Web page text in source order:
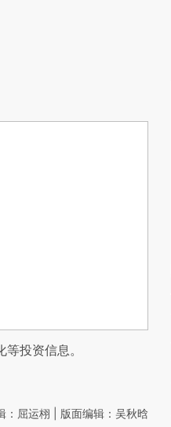
投资信息。
：屈运栩 | 版面编辑：吴秋晗